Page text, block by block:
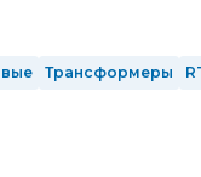
Трансформеры